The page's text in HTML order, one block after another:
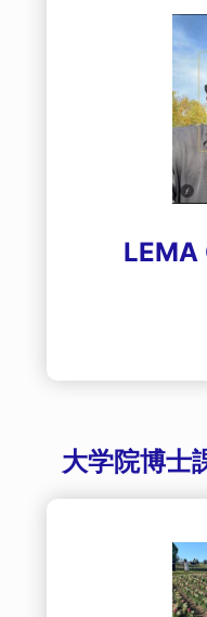
大学院博士